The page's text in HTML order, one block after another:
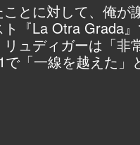
とに対して、俺が
『La Otra Grada
ュディガーは「非
「一線を越えた」